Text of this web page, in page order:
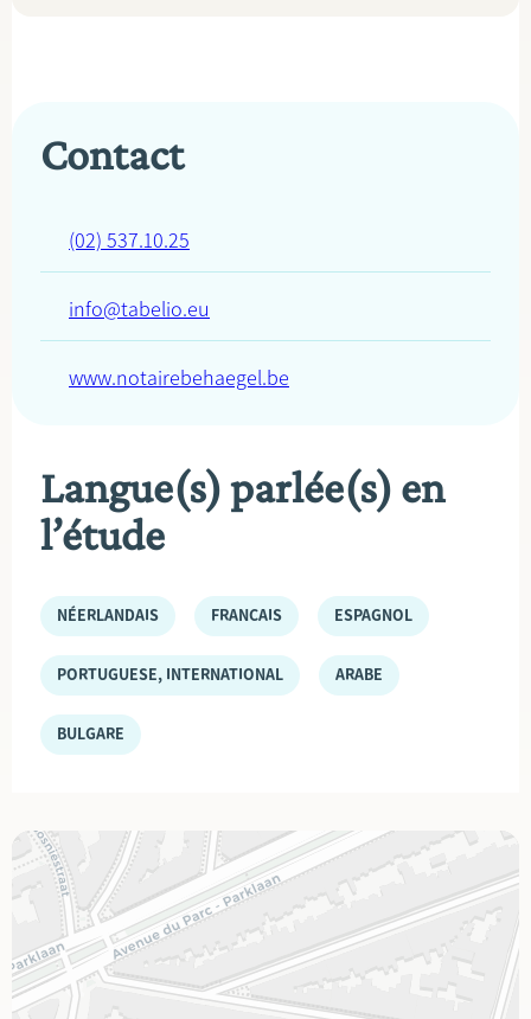
Contact
(02) 537.10.25
info@tabelio.eu
www.notairebehaegel.be
Langue(s) parlée(s) en
l’étude
NÉERLANDAIS FRANÇAIS ESPAGNOL
PORTUGUESE, INTERNATIONAL ARABE
BULGARE